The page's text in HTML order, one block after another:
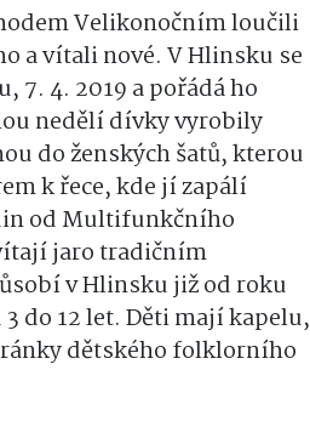
Velikonočním loučili
a vítali nové. V Hlinsku se
7. 4. 2019 a pořádá ho
nedělí dívky vyrobily
do ženských šatů, kterou
k řece, kde jí zapálí
od Multifunkčního
jaro tradičním
v Hlinsku již od roku
do 12 let. Děti mají kapelu,
dětského folklorního